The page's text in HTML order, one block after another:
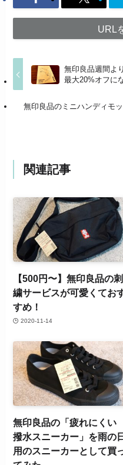
URL
無印良品週間よ
最大20%オフに
無印良品のミニハンディモ
関連記事
【500円〜】無印良品の刺
繍サービスが可愛くてお
すめ！
2020-11-14
無印良品の「疲れにくい
撥水スニーカー」を雨の日
用のスニーカーとして買